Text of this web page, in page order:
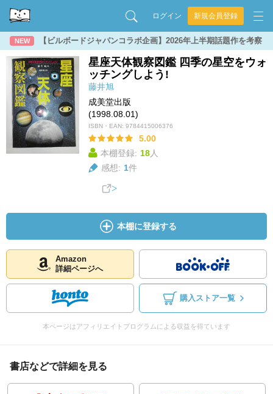
ログイン 新規会員登録
NEW 【ビルボードジャパンコラボ企画】2026年上半期話題作を考察
星座天体観察図鑑 四季の星空をウォ
ッチングしよう!
藤井旭
成美堂出版
(1998.08.01)
ISBN・EAN: 9784415006376
5.00
本棚登録: 18人
感想: 1件
本棚に登録する
Amazon
詳細ページへ
購入ストア一覧
本ページはアフィリエイトプログラムによる収益を得ています
書店などで詳細を見る